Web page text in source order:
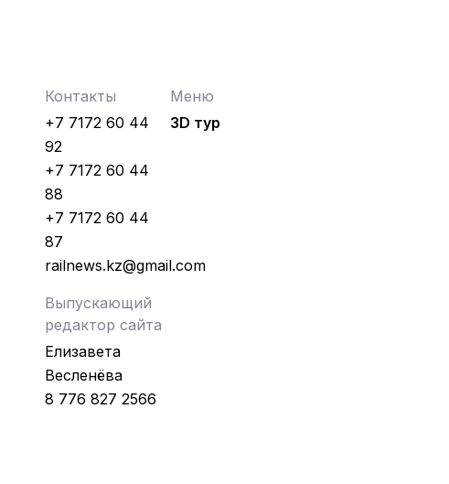
Контакты
+7 7172 60 44
92
+7 7172 60 44
88
+7 7172 60 44
87
railnews.kz@gmail.com
Выпускающий
редактор сайта
Елизавета
Весленёва
8 776 827 2566
Меню
3D тур